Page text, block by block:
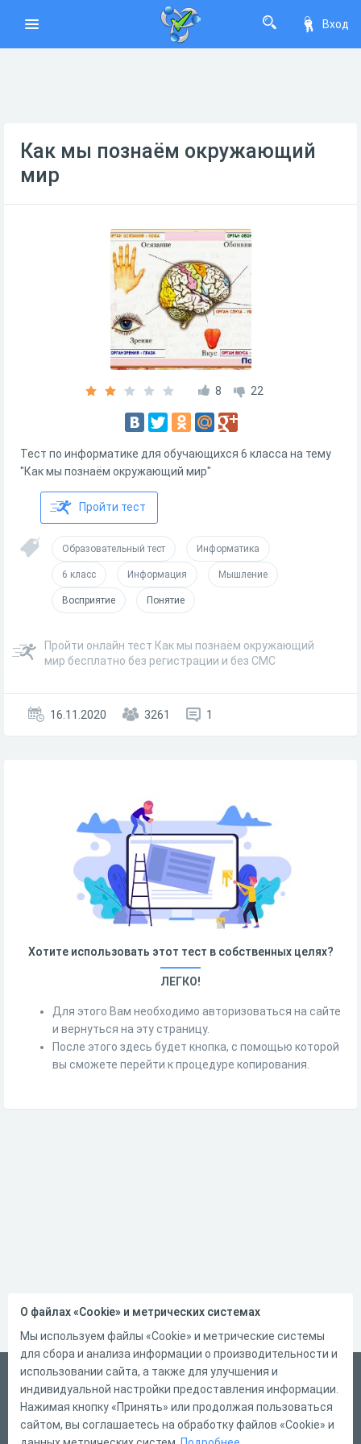
Вход
Как мы познаём окружающий
мир
8 22
Тест по информатике для обучающихся 6 класса на тему
"Как мы познаём окружающий мир"
Пройти тест
Образовательный тест Информатика
6 класс Информация Мышление
Восприятие Понятие
Пройти онлайн тест Как мы познаём окружающий
мир бесплатно без регистрации и без СМС
16.11.2020 3261 1
Хотите использовать этот тест в собственных целях?
ЛЕГКО!
Для этого Вам необходимо авторизоваться на сайте
и вернуться на эту страницу.
После этого здесь будет кнопка, с помощью которой
вы сможете перейти к процедуре копирования.
Русский
Справка
Форма обратной связи
О файлах «Cookie» и метрических системах
Мы используем файлы «Cookie» и метрические системы
для сбора и анализа информации о производительности и
использовании сайта, а также для улучшения и
индивидуальной настройки предоставления информации.
Нажимая кнопку «Принять» или продолжая пользоваться
сайтом, вы соглашаетесь на обработку файлов «Cookie» и